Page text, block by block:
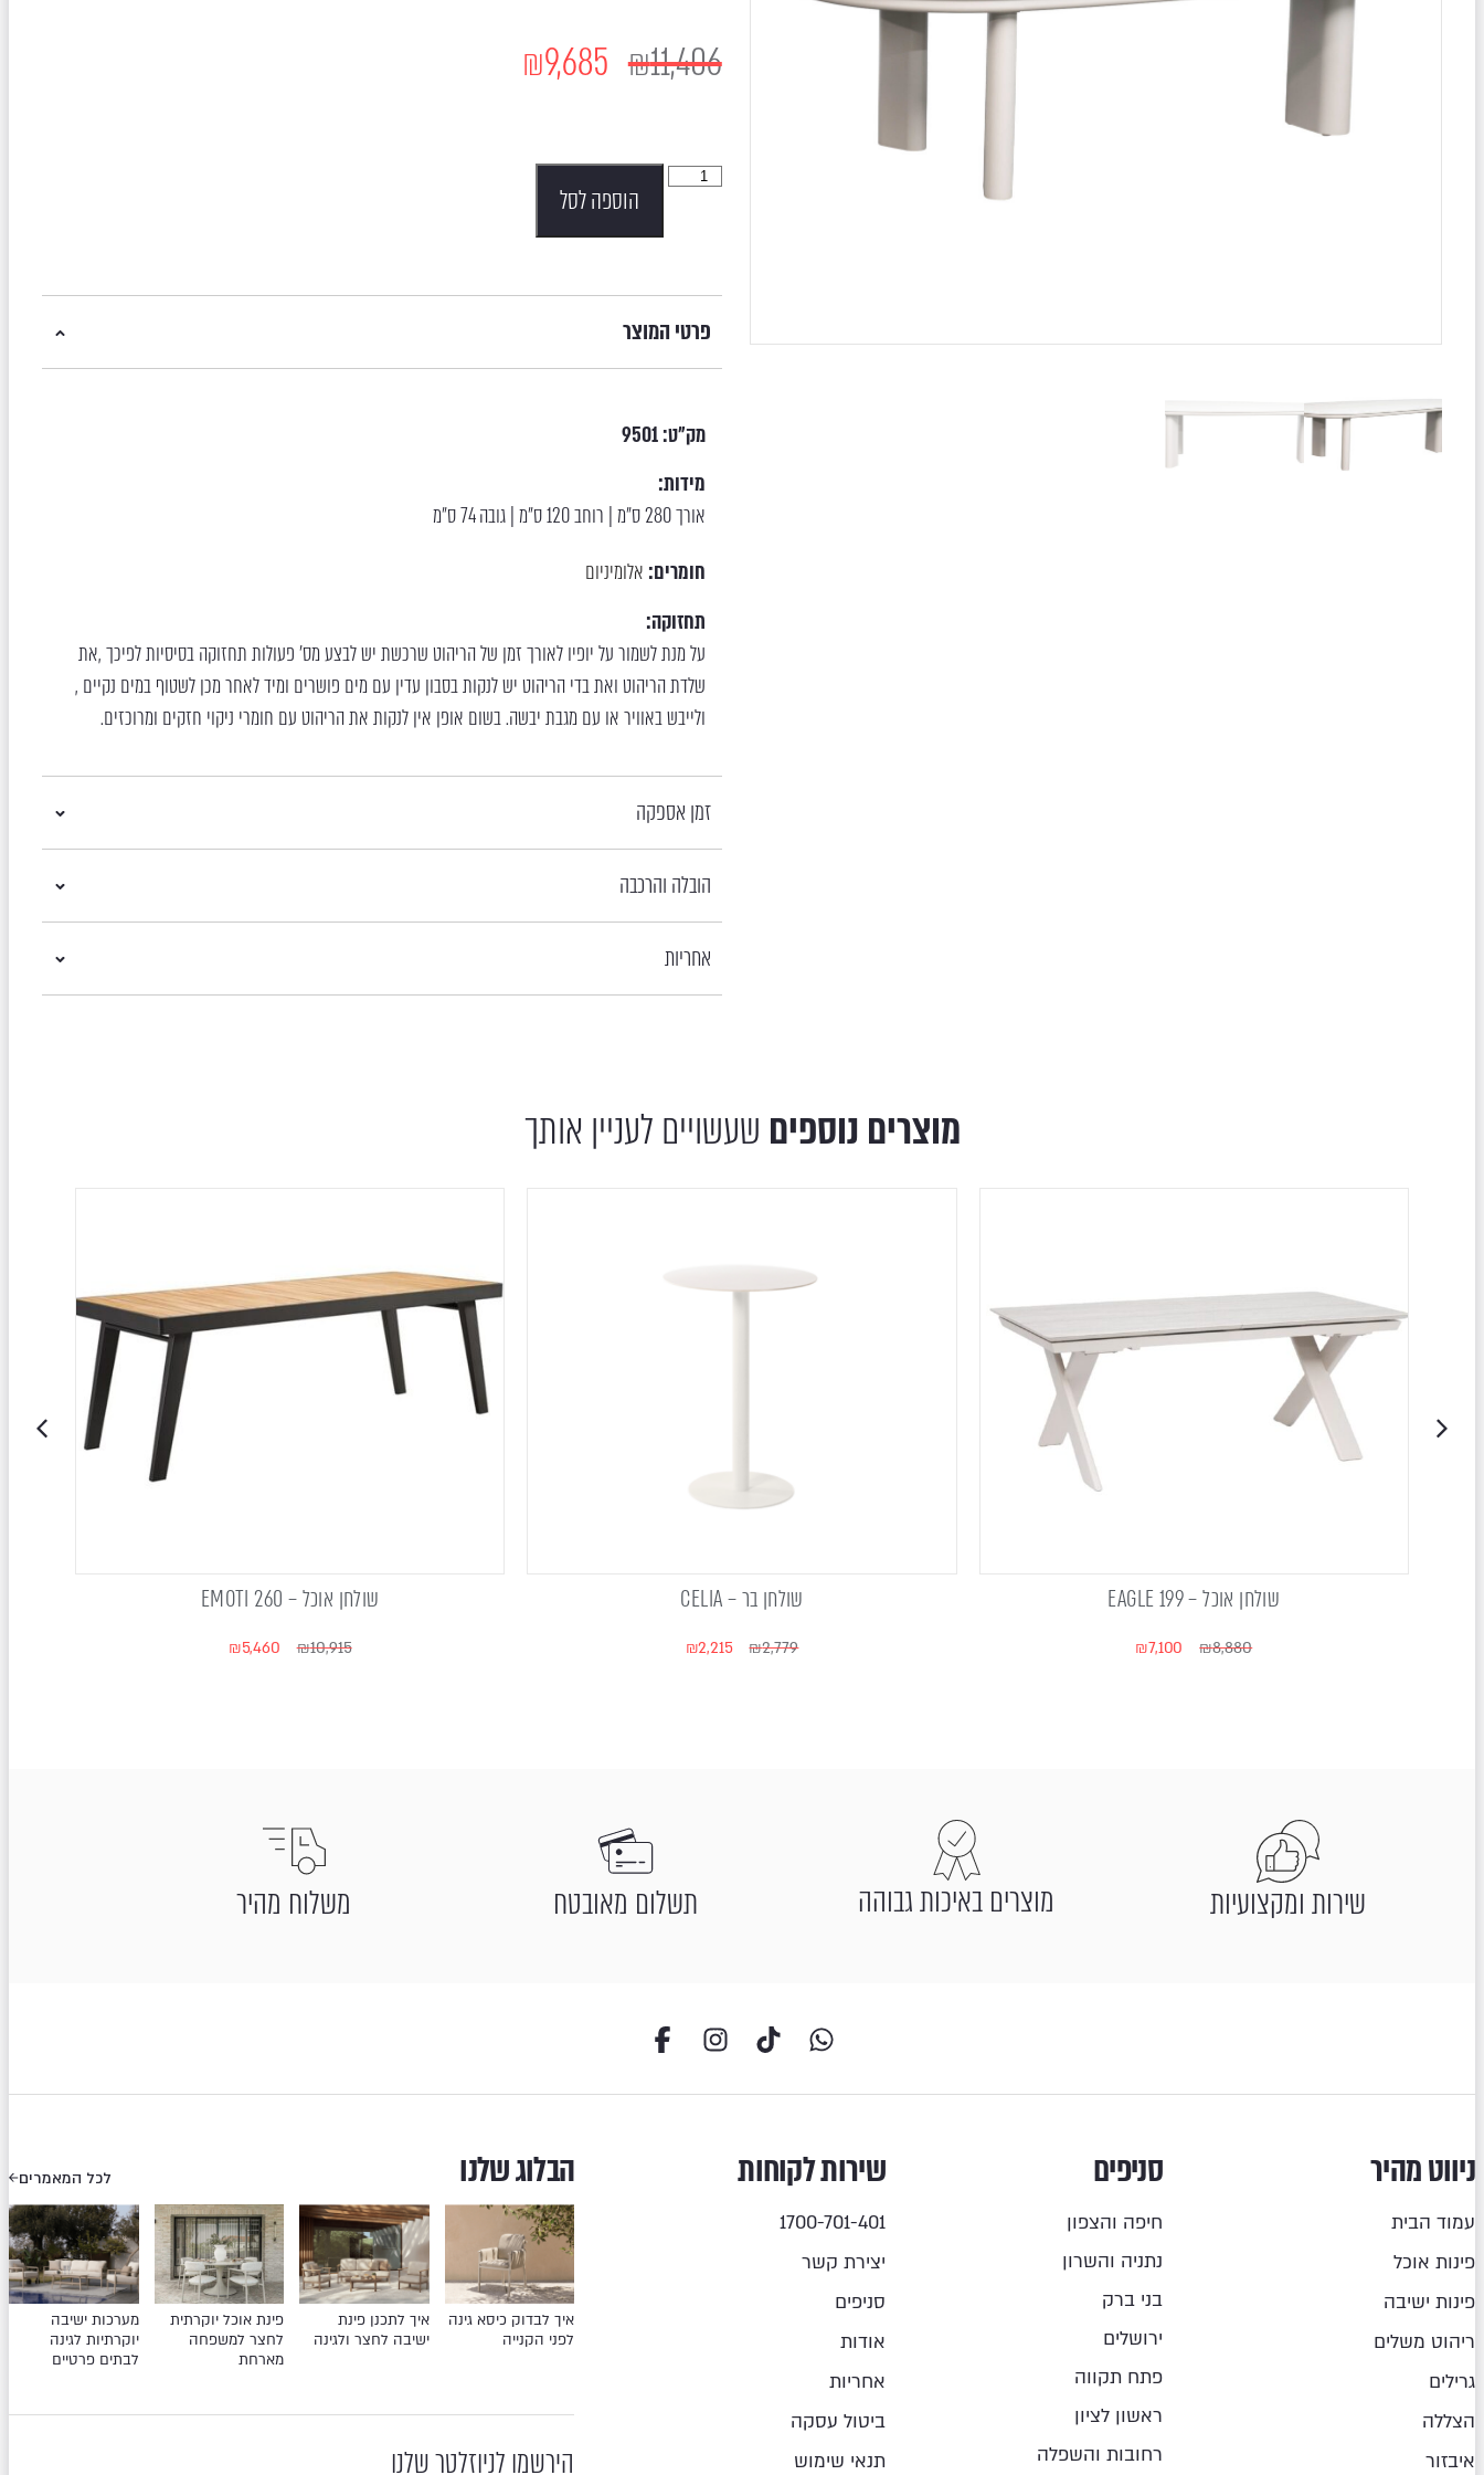
₪11,406
₪9,685
הוספה לסל
פרטי המוצר
מק"ט:9501
מידות:
אורך 280 ס"מ | רוחב 120 ס"מ | גובה 74 ס"מ
חומרים: אלומיניום
תחזוקה:
על מנת לשמור על יופיו לאורך זמן של הריהוט שרכשת יש לבצע מס’ פעולות תחזוקה בסיסיות לפיכך ,את
שלדת הריהוט ואת בדי הריהוט יש לנקות בסבון עדין עם מים פושרים ומיד לאחר מכן לשטוף במים נקיים ,
ולייבש באוויר או עם מגבת יבשה. בשום אופן אין לנקות את הריהוט עם חומרי ניקוי חזקים ומרוכזים.
זמן אספקה
הובלה והרכבה
אחריות
מוצרים נוספים שעשויים לעניין אותך
שולחן אוכל – EAGLE 199
₪8,880
₪7,100
שולחן בר – CELIA
₪2,779
₪2,215
שולחן אוכל – EMOTI 260
₪10,915
₪5,460
שירות ומקצועיות מוצרים באיכות גבוהה תשלום מאובטח משלוח מהיר
ניווט מהיר
עמוד הבית
פינות אוכל
פינות ישיבה
ריהוט משלים
גרילים
הצללה
איבזור
סניפים
חיפה והצפון
נתניה והשרון
בני ברק
ירושלים
פתח תקווה
ראשון לציון
רחובות והשפלה
שירות לקוחות
1700-701-401
יצירת קשר
סניפים
אודות
אחריות
ביטול עסקה
תנאי שימוש
הבלוג שלנו לכל המאמרים
איך לבדוק כיסא גינה
לפני הקנייה
איך לתכנן פינת
ישיבה לחצר ולגינה
פינת אוכל יוקרתית
לחצר למשפחה
מארחת
מערכות ישיבה
יוקרתיות לגינה
לבתים פרטיים
הירשמו לניוזלטר שלנו